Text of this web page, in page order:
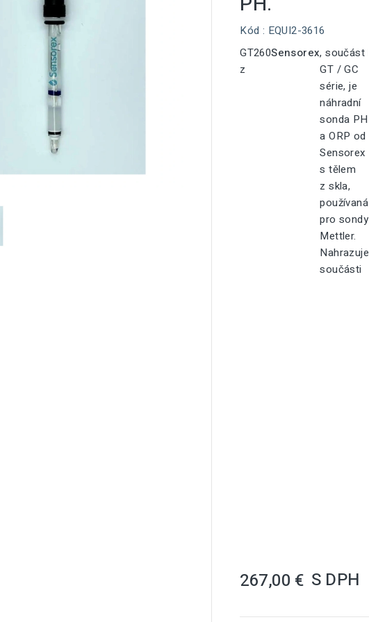
Kód : EQUI2-3616
GT260
z
Sensorex, součást
GT / GC
série, je
náhradní
sonda PH
a ORP od
Sensorex
s tělem
z skla,
používaná
pro sondy
Mettler.
Nahrazuje
součásti
267,00 € S DPH